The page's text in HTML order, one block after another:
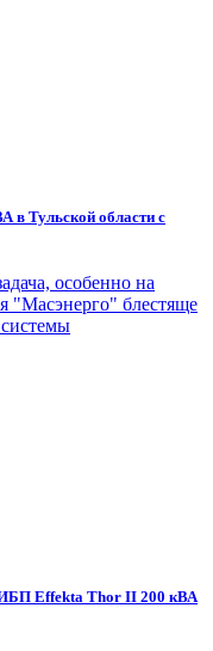
в Тульской области с
особенно на
"Масэнерго" блестяще
Effekta Thor II 200 кВА